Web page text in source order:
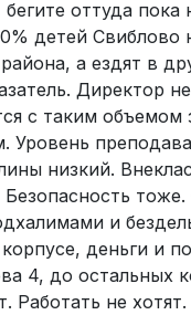
оттуда пока
детей Свиблово
а ездят в
Директор
с таким объемом
Уровень
низкий.
Безопасность
и
деньги и
4, до остальных
Работать не